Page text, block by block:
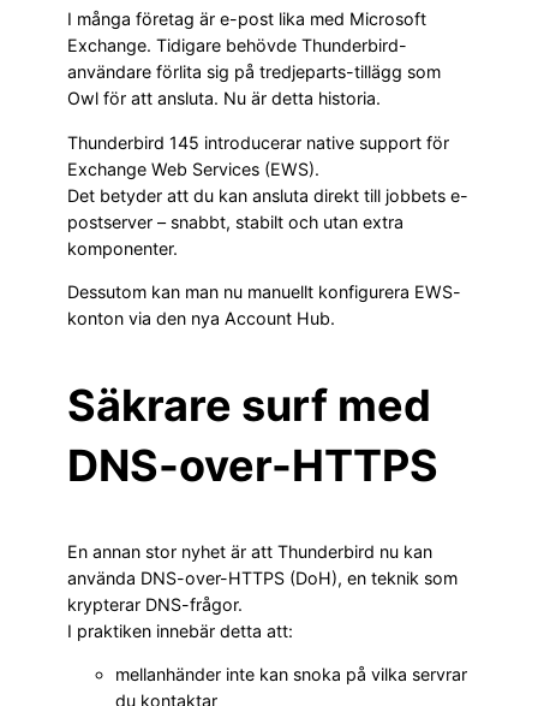
I många företag är e-post lika med Microsoft
Exchange. Tidigare behövde Thunderbird-
användare förlita sig på tredjeparts-tillägg som
Owl för att ansluta. Nu är detta historia.
Thunderbird 145 introducerar native support för
Exchange Web Services (EWS).
Det betyder att du kan ansluta direkt till jobbets e-
postserver – snabbt, stabilt och utan extra
komponenter.
Dessutom kan man nu manuellt konfigurera EWS-
konton via den nya Account Hub.
Säkrare surf med
DNS-over-HTTPS
En annan stor nyhet är att Thunderbird nu kan
använda DNS-over-HTTPS (DoH), en teknik som
krypterar DNS-frågor.
I praktiken innebär detta att:
mellanhänder inte kan snoka på vilka servrar
du kontaktar